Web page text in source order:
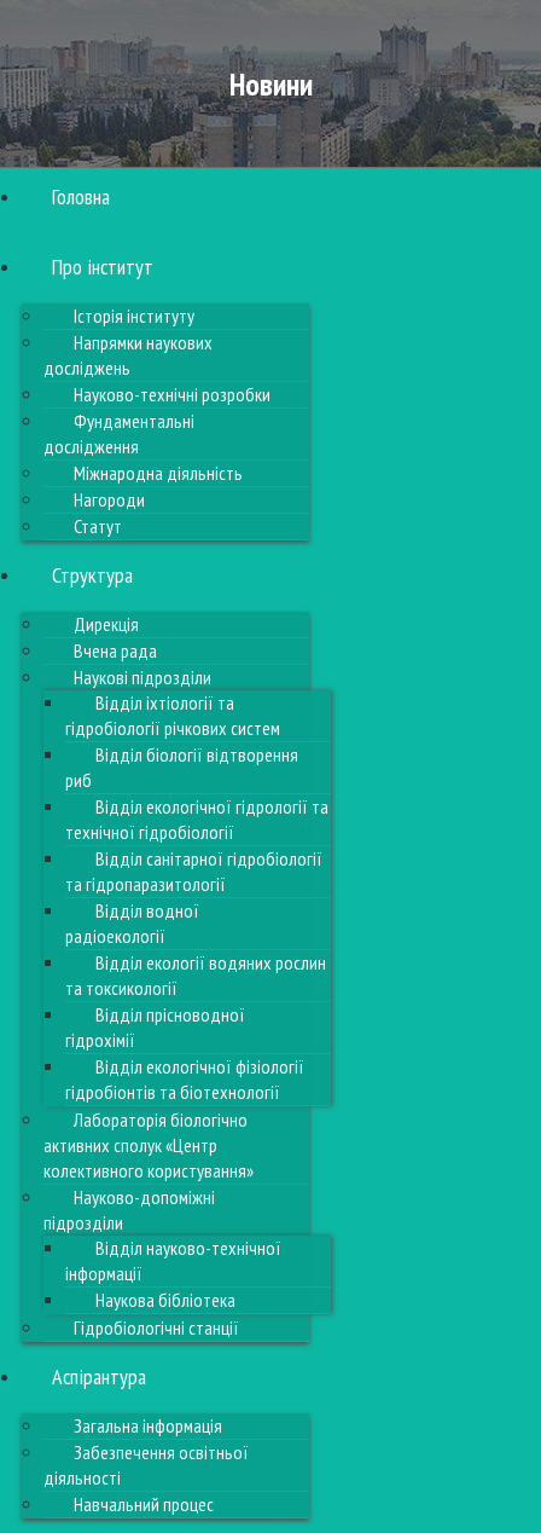
Головна
Про інститут
Історія інституту
Напрямки наукових
досліджень
Науково-технічні розробки
Фундаментальні
дослідження
Міжнародна діяльність
Нагороди
Статут
Структура
Дирекція
Вчена рада
Наукові підрозділи
Відділ іхтіології та
гідробіології річкових систем
Відділ біології відтворення
риб
Відділ екологічної гідрології та
технічної гідробіології
Відділ санітарної гідробіології
та гідропаразитології
Відділ водної
радіоекології
Відділ екології водяних рослин
та токсикології
Відділ прісноводної
гідрохімії
Відділ екологічної фізіології
гідробіонтів та біотехнології
Лабораторія біологічно
активних сполук «Центр
колективного користування»
Науково-допоміжні
підрозділи
Відділ науково-технічної
інформації
Наукова бібліотека
Гідробіологічні станції
Аспірантура
Загальна інформація
Забезпечення освітньої
діяльності
Навчальний процес
Новини